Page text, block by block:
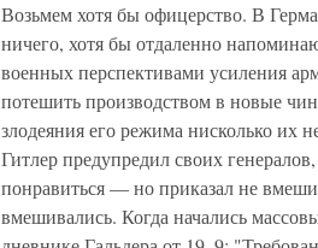
Возьмем хотя бы офицерство. В
ничего, хотя бы отдаленно
военных перспективами усиления
потешить производством в новые
злодеяния его режима нисколько
Гитлер предупредил своих
понравиться — но приказал не
вмешивались. Когда начались